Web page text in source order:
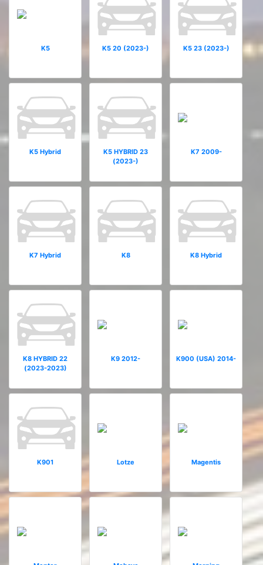
K5 K5 20 (2023-) K5 23 (2023-)
K5 Hybrid
K5 HYBRID 23
(2023-)
K7 2009-
K7 Hybrid K8 K8 Hybrid
K8 HYBRID 22
(2023-2023)
K9 2012- K900 (USA) 2014-
K901 Lotze Magentis